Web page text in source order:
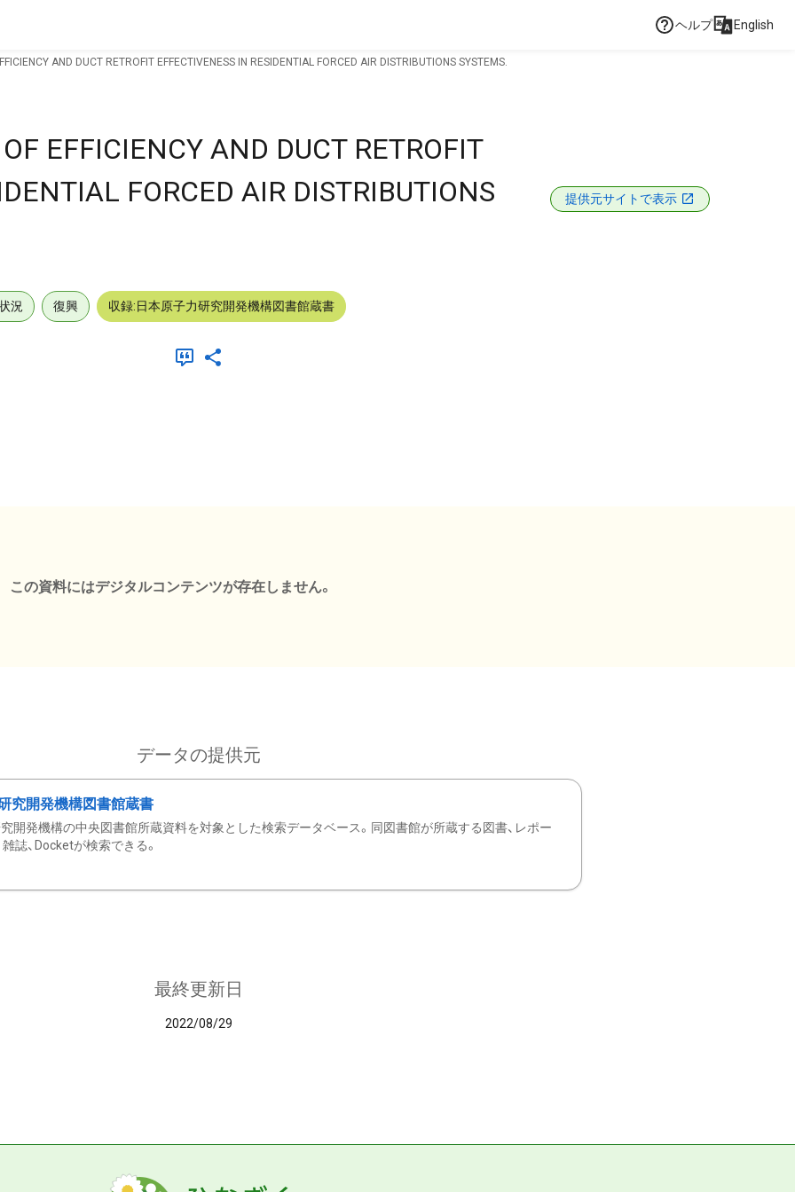
ヘルプ English
AND DUCT RETROFIT EFFECTIVENESS IN RESIDENTIAL FORCED AIR DISTRIBUTIONS SYSTEMS.
EFFICIENCY AND DUCT RETROFIT
FORCED AIR DISTRIBUTIONS
提供元サイトで表示
況 復興 収録:日本原子力研究開発機構図書館蔵書
この資料にはデジタルコンテンツが存在しません。
データの提供元
究開発機構図書館蔵書
開発機構の中央図書館所蔵資料を対象とした検索データベース。同図書館が所蔵する図書、レポー
雑誌、Docketが検索できる。
最終更新日
2022/08/29